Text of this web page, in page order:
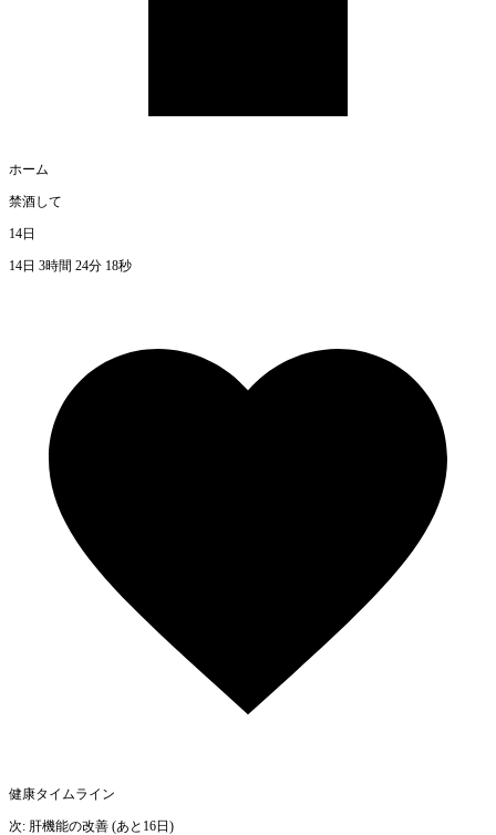
ホーム
禁酒して
14日
14日 3時間 24分 18秒
健康タイムライン
次: 肝機能の改善 (あと16日)